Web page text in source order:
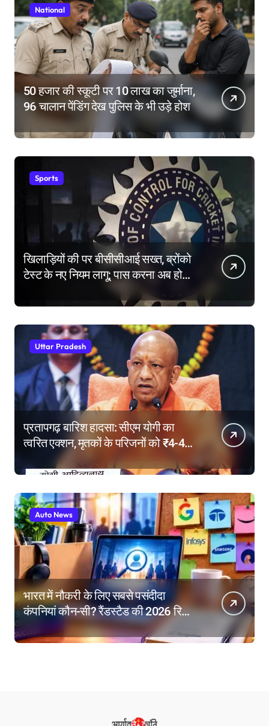
National
50 हजार की स्कूटी पर 10 लाख का जुर्माना,
96 चालान पेंडिंग देख पुलिस के भी उड़े होश
Sports
खिलाड़ियों की पर बीसीसीआई सख्त, ब्रोंको
टेस्ट के नए नियम लागू; पास करना अब होगा
Uttar Pradesh
प्रतापगढ़ बारिश हादसा: सीएम योगी का
त्वरित एक्शन, मृतकों के परिजनों को ₹4-4
लाख की सहायता, घायलों के बेहतर इलाज के
निर्देश
Auto News
भारत में नौकरी के लिए सबसे पसंदीदा
कंपनियां कौन-सी? रैंडस्टैड की 2026 रिपोर्ट
में गूगल नंबर-1